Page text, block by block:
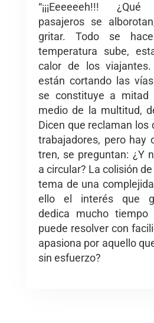
“¡¡¡Eeeeeeh!!!
pasajeros se
gritar. Todo se
temperatura sube,
calor de los
están cortando las
se constituye a mitad
medio de la multitud,
Dicen que reclaman los
trabajadores, pero hay
tren, se preguntan: ¿Y
a circular? La colisión
tema de una
ello el interés que
dedica mucho
puede resolver con
apasiona por aquello
sin esfuerzo?